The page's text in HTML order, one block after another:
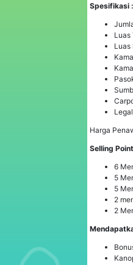
Spesifikasi :
Luas
Luas
Harga
Selling
6
5
5
2
2